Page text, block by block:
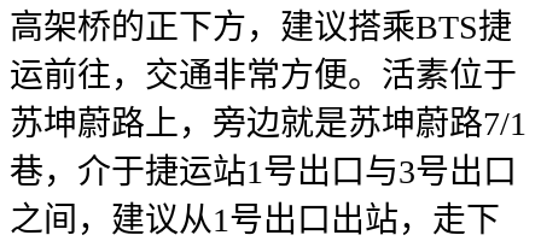
高架桥的正下方，建议搭乘BTS捷
运前往，交通非常方便。活素位于
苏坤蔚路上，旁边就是苏坤蔚路7/1
巷，介于捷运站1号出口与3号出口
之间，建议从1号出口出站，走下